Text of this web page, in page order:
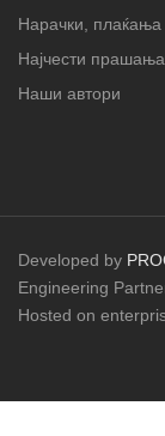
Нарачки, плаќања
Најчести прашања
Наши автори
Developed by
Engineering
Hosted on